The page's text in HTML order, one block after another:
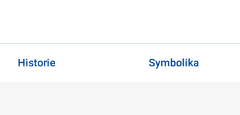
Historie Symbolika